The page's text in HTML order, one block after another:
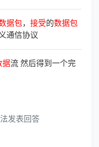
据包， 接受的数据包
通信协议
据流 然后得到一个完
发表回答